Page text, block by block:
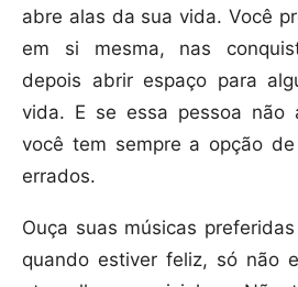
abre alas da sua vida. Você
em si mesma, nas
depois abrir espaço para
vida. E se essa pessoa não
você tem sempre a opção
errados.
Ouça suas músicas
quando estiver feliz, só não